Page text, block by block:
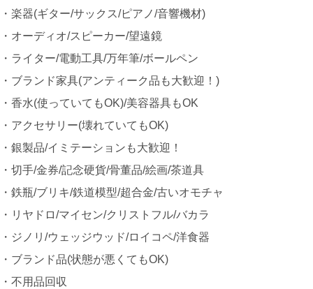
・楽器(ギター/サックス/ピアノ/音響機材)
・オーディオ/スピーカー/望遠鏡
・ライター/電動工具/万年筆/ボールペン
・ブランド家具(アンティーク品も大歓迎！)
・香水(使っていてもOK)/美容器具もOK
・アクセサリー(壊れていてもOK)
・銀製品/イミテーションも大歓迎！
・切手/金券/記念硬貨/骨董品/絵画/茶道具
・鉄瓶/ブリキ/鉄道模型/超合金/古いオモチャ
・リヤドロ/マイセン/クリストフル/バカラ
・ジノリ/ウェッジウッド/ロイコペ/洋食器
・ブランド品(状態が悪くてもOK)
・不用品回収